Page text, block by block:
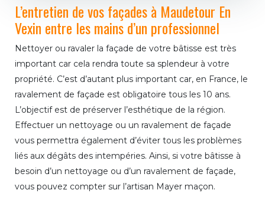
L’entretien de vos façades à Maudetour En
Vexin entre les mains d’un professionnel
Nettoyer ou ravaler la façade de votre bâtisse est très
important car cela rendra toute sa splendeur à votre
propriété. C’est d’autant plus important car, en France, le
ravalement de façade est obligatoire tous les 10 ans.
L’objectif est de préserver l’esthétique de la région.
Effectuer un nettoyage ou un ravalement de façade
vous permettra également d’éviter tous les problèmes
liés aux dégâts des intempéries. Ainsi, si votre bâtisse à
besoin d’un nettoyage ou d’un ravalement de façade,
vous pouvez compter sur l’artisan Mayer maçon.